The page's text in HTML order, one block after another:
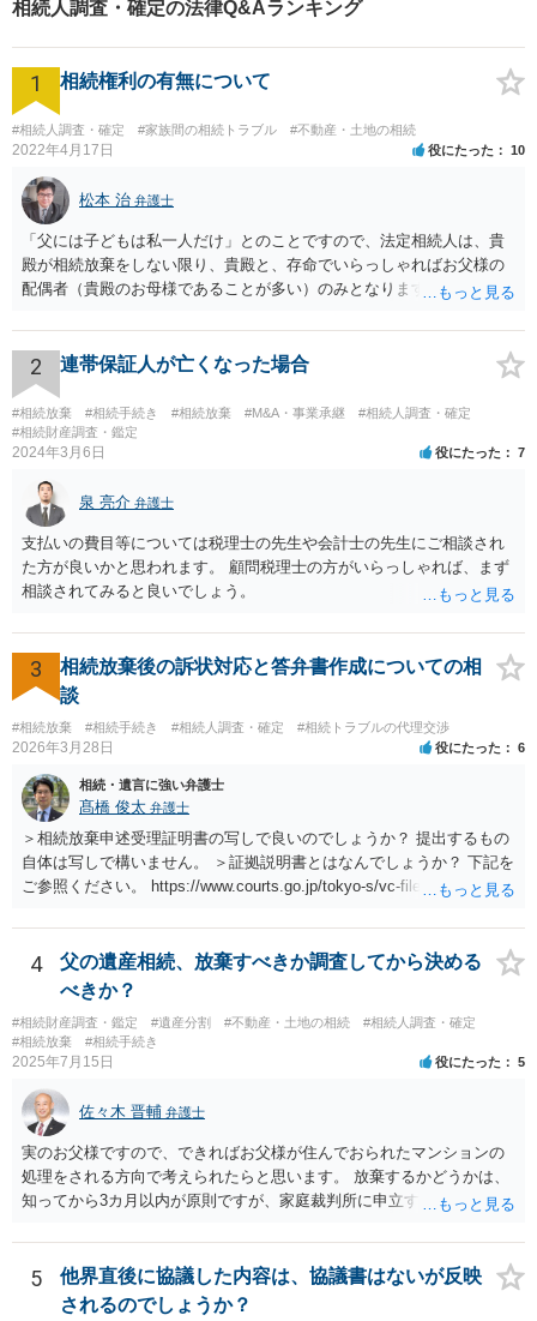
相続人調査・確定の法律Q&Aランキング
1 相続権利の有無について
#相続人調査・確定 #家族間の相続トラブル #不動産・土地の相続
2022年4月17日 役にたった 10
松本 治 弁護士
「父には子どもは私一人だけ」とのことですので、法定相続人は、貴
殿が相続放棄をしない限り、貴殿と、存命でいらっしゃればお父様の
配偶者（貴殿のお母様であることが多い）のみとなります。遺言がな
2 連帯保証人が亡くなった場合
#相続放棄 #相続手続き #相続放棄 #M&A・事業承継
#相続人調査・確定
#相続財産調査・鑑定
2024年3月6日 役にたった 7
泉 亮介 弁護士
支払いの費目等については税理士の先生や会計士の先生にご相談され
た方が良いかと思われます。 顧問税理士の方がいらっしゃれば、まず
相談されてみると良いでしょう。
3
相続放棄後の訴状対応と答弁書作成についての相
談
#相続放棄 #相続手続き #相続人調査・確定 #相続トラブルの代理交渉
2026年3月28日 役にたった 6
相続・遺言に強い弁護士
髙橋 俊太 弁護士
＞相続放棄申述受理証明書の写しで良いのでしょうか？ 提出するもの
自体は写しで構いません。 ＞証拠説明書とはなんでしょうか？ 下記を
ご参照ください。 https://www.courts.go.jp/tokyo-s/vc-files/tokyo-s/file/
4
父の遺産相続、放棄すべきか調査してから決める
べきか？
#相続財産調査・鑑定 #遺産分割 #不動産・土地の相続
#相続人調査・確定
#相続放棄
#相続手続き
2025年7月15日 役にたった 5
佐々木 晋輔 弁護士
実のお父様ですので、できればお父様が住んでおられたマンションの
処理をされる方向で考えられたらと思います。 放棄するかどうかは、
知ってから3カ月以内が原則ですが、家庭裁判所に申立すれば3カ月の
放棄するかどうか決めることができます。 銀行やサラ金が数年も放置
することはありませんので、数年後に借金が発見される可能性はほぼ
ありません。 なお、私が扱った相続放棄を検討していた案件で、期間
5
他界直後に協議した内容は、協議書はないが反映
されるのでしょうか？